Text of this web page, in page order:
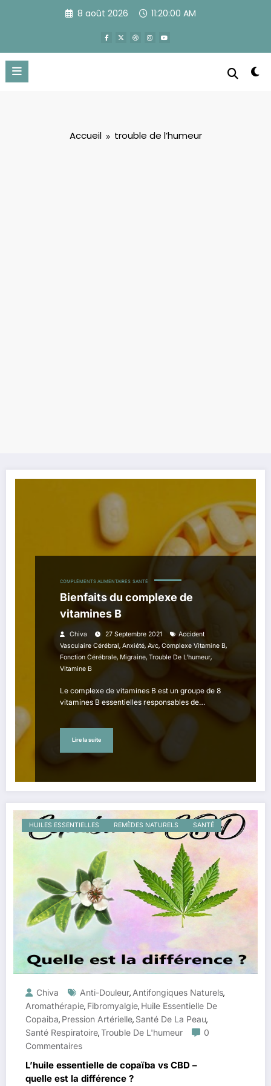
8 août 2026 11:20:01 AM
Accueil trouble de l’humeur
COMPLÉMENTS ALIMENTAIRES SANTÉ
Bienfaits du complexe de
vitamines B
Chiva 27 Septembre 2021
Accident
Vasculaire Cérébral, Anxiété, Avc, Complexe Vitamine B,
Fonction Cérébrale, Migraine, Trouble De L'humeur,
Vitamine B
Le complexe de vitamines B est un groupe de 8
vitamines B essentielles responsables de…
Lire la suite
HUILES ESSENTIELLES REMÈDES NATURELS SANTÉ
Chiva Anti-Douleur, Antifongiques Naturels,
Aromathérapie, Fibromyalgie, Huile Essentielle De
Copaiba, Pression Artérielle, Santé De La Peau,
Santé Respiratoire,Trouble De L'humeur
0
Commentaires
L’huile essentielle de copaïba vs CBD –
quelle est la différence ?